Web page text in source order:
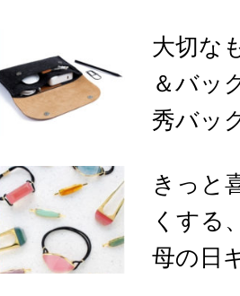
大切な
＆バッ
秀バッ
きっと
くする
母の日